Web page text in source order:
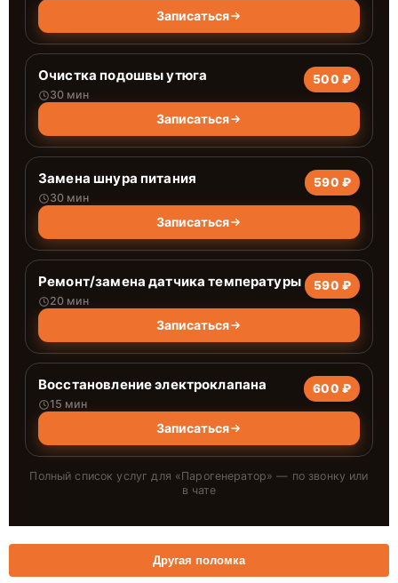
Записаться
Очистка подошвы утюга
30 мин
500 ₽
Записаться
Замена шнура питания
30 мин
590 ₽
Записаться
Ремонт/замена датчика температуры
20 мин
590 ₽
Записаться
Восстановление электроклапана
15 мин
600 ₽
Записаться
Полный список услуг для «Парогенератор» — по звонку или
в чате
Другая поломка